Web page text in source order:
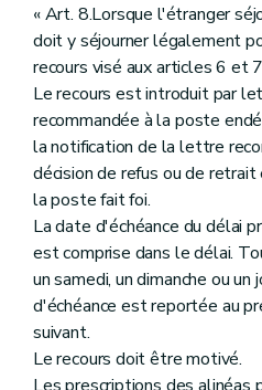
« Art. 8.Lorsque l'étranger
doit y séjourner légalement
recours visé aux articles 6 et
Le recours est introduit par
recommandée à la poste
la notification de la lettre
décision de refus ou de
la poste fait foi.
La date d'échéance du délai
est comprise dans le délai.
un samedi, un dimanche ou un
d'échéance est reportée au
suivant.
Le recours doit être motivé.
Les prescriptions des alinéas